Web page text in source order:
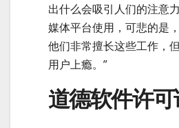
出什么会吸引人们的注意
媒体平台使用，可悲的是
他们非常擅长这些工作，
用户上瘾。”
道德软件许